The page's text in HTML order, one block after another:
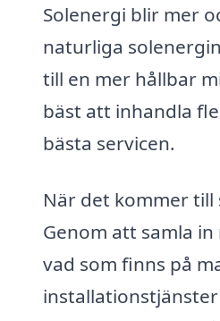
Solenergi blir mer
naturliga
till en mer hållbar
bäst att inhandla
bästa servicen.
När det kommer
Genom att samla
vad som finns på